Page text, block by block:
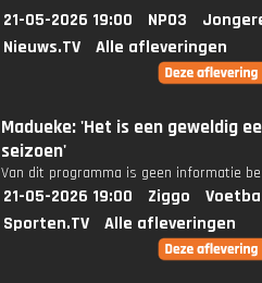
21-05-2026 19:00 NPO3
Nieuws.TV
Alle afleveringen
Madueke: 'Het is een geweldig
seizoen'
Van dit programma is geen informatie
21-05-2026 19:00 Ziggo
Sporten.TV
Alle afleveringen